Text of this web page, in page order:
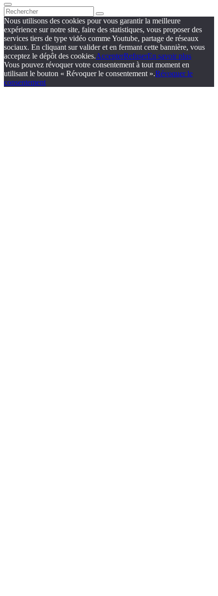
Nous utilisons des cookies pour vous garantir la meilleure
expérience sur notre site, faire des statistiques, vous proposer des
services tiers de type vidéo comme Youtube, partage de réseaux
sociaux. En cliquant sur valider et en fermant cette bannière, vous
acceptez le dépôt des cookies.AccepterRefuserEn savoir plus
Vous pouvez révoquer votre consentement à tout moment en
utilisant le bouton « Révoquer le consentement ».Révoquer le
consentement